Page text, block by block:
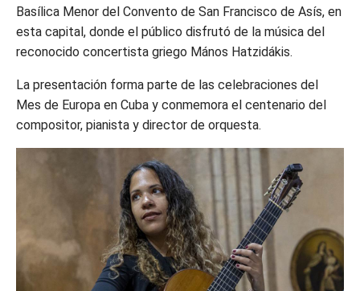
Basílica Menor del Convento de San Francisco de Asís, en
esta capital, donde el público disfrutó de la música del
reconocido concertista griego Mános Hatzidákis.
La presentación forma parte de las celebraciones del
Mes de Europa en Cuba y conmemora el centenario del
compositor, pianista y director de orquesta.